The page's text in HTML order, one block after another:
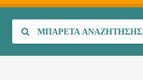
ΜΠΑΡΈΤΑ ΑΝΑΖΉΤΗΣΗΣ